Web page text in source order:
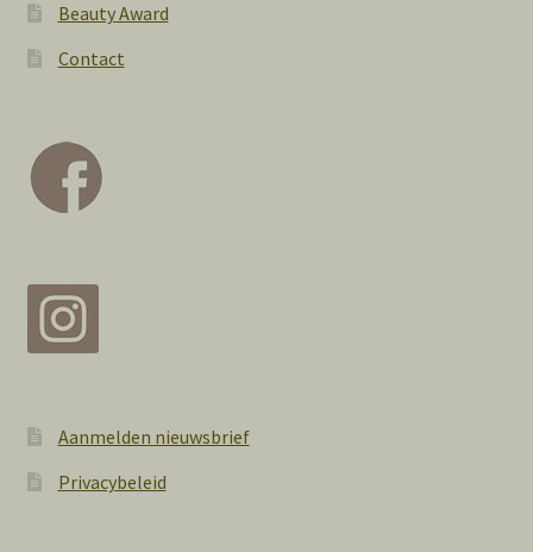
Beauty Award
Contact
Aanmelden nieuwsbrief
Privacybeleid